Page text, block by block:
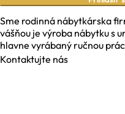
Sme rodinná nábytkárska
vášňou je výroba nábytku s
hlavne vyrábaný ručnou
Kontaktujte nás